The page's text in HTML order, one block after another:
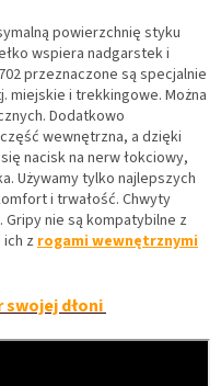
powierzchnię styku
wspiera nadgarstek i
przeznaczone są specjalnie
i trekkingowe. Można
Dodatkowo
wewnętrzna, a dzięki
nacisk na nerw łokciowy,
Używamy tylko najlepszych
i trwałość. Chwyty
Gripy nie są kompatybilne z
z rogami wewnętrznymi
swojej dłoni